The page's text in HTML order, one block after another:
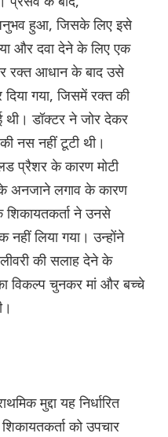
हुआ, जिसके लिए इसे
और दवा देने के लिए एक
रक्त आधान के बाद उसे
गया, जिसमें रक्त की
थी। डॉक्टर ने जोर देकर
नस नहीं टूटी थी।
प्रैशर के कारण मोटी
के अनजाने लगाव के कारण
ने उनसे
नहीं लिया गया। उन्होंने
की सलाह देने के
विकल्प चुनकर मां और बच्चे
मुद्दा यह निर्धारित
को उपचार